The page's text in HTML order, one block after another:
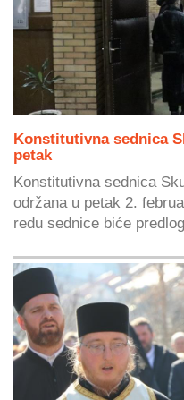
Konstitutivna sednica
petak
Konstitutivna sednica
održana u petak 2.
redu sednice biće